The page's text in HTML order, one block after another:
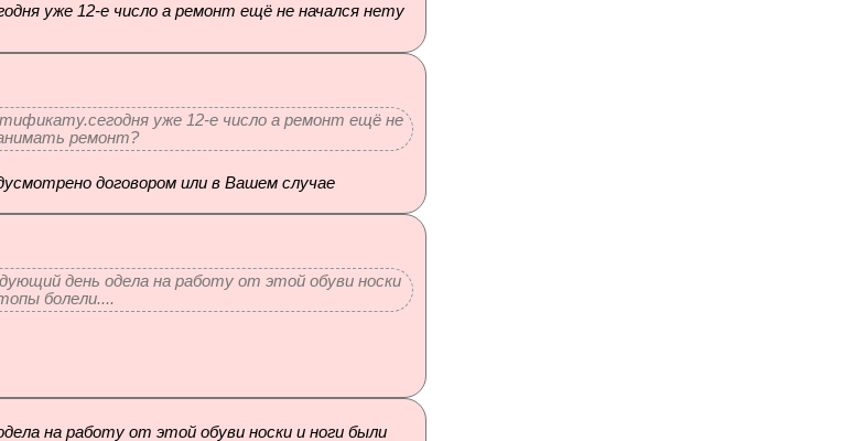
одня уже 12-е число а ремонт ещё не начался нету
уже 12-е число а ремонт ещё не
ремонт?
договором или в Вашем случае
день одела на работу от этой обуви носки
болели....
на работу от этой обуви носки и ноги были